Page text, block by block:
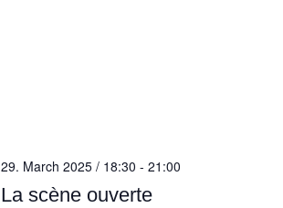
La scène ouverte
29. March 2025 / 18:30 - 21:00